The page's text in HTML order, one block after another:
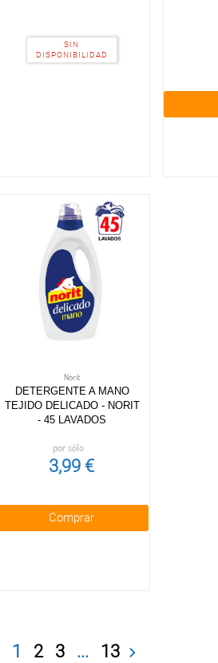
SIN
DISPONIBILIDAD
Norit
DETERGENTE A MANO
TEJIDO DELICADO - NORIT
- 45 LAVADOS
por sólo
3,99 €
Comprar
1 2 3 ... 13